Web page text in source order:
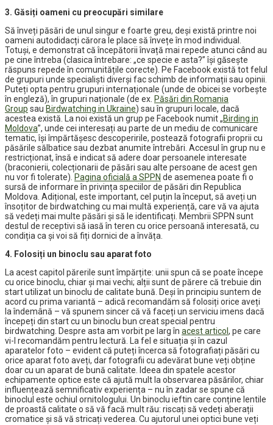
3. Găsiți oameni cu preocupări similare
Să înveți păsări de unul singur e foarte greu, deși există printre noi
oameni autodidacți cărora le place să învețe în mod individual.
Totuși, e demonstrat că începătorii învață mai repede atunci când au
pe cine întreba (clasica întrebare: „ce specie e asta?” își găsește
răspuns repede în comunitățile corecte). Pe Facebook există tot felul
de grupuri unde specialiști diverși fac schimb de informații sau opinii.
Puteți opta pentru grupuri internaționale (unde de obicei se vorbește
în engleză), în grupuri naționale (de ex. Păsări din Romania
Group sau Birdwatching in Ukraine) sau în grupuri locale, dacă
acestea există. La noi există un grup pe Facebook numit „Birding in
Moldova”, unde cei interesați au parte de un mediu de comunicare
tematic, își împărtășesc descoperirile, postează fotografii proprii cu
păsările sălbatice sau dezbat anumite întrebări. Accesul în grup nu e
restricționat, însă e indicat să adere doar persoanele interesate
(braconierii, colecționarii de păsări sau alte persoane de acest gen
nu vor fi tolerate). Pagina oficială a SPPN de asemenea poate fi o
sursă de informare în privința speciilor de păsări din Republica
Moldova. Adițional, este important, cel puțin la început, să aveți un
însoțitor de birdwatching cu mai multă experiență, care vă va ajuta
să vedeți mai multe păsări și să le identificați. Membrii SPPN sunt
destul de receptivi să iasă în teren cu orice persoană interesată, cu
condiția ca și voi să fiți dornici de a învăța.
4. Folosiți un binoclu sau aparat foto
La acest capitol părerile sunt împărțite: unii spun că se poate începe
cu orice binoclu, chiar și mai vechi; alții sunt de părere că trebuie din
start utilizat un binoclu de calitate bună. Deși în principiu suntem de
acord cu prima variantă – adică recomandăm să folosiți orice aveți
la îndemână – vă spunem sincer că vă faceți un serviciu imens dacă
începeți din start cu un binoclu bun creat special pentru
birdwatching. Despre asta am vorbit pe larg în acest articol , pe care
vi-l recomandăm pentru lectură. La fel e situația și în cazul
aparatelor foto – evident că puteți încerca să fotografiați păsări cu
orice aparat foto aveți, dar fotografii cu adevărat bune veți obține
doar cu un aparat de bună calitate. Ideea din spatele acestor
echipamente optice este că ajută mult la observarea păsărilor, chiar
influențează semnificativ experiența – nu în zadar se spune că
binoclul este ochiul ornitologului. Un binoclu ieftin care conține lentile
de proastă calitate o să vă facă mult rău: riscați să vedeți aberații
cromatice și să vă stricați vederea. Cu ajutorul unei optici bune veți